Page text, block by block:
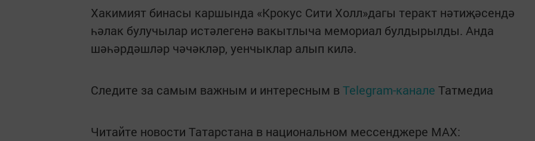
Хакимият бинасы каршында «Крокус Сити Холл»дагы теракт нәтиҗәсендә
һәлак булучылар истәлегенә вакытлыча мемориал булдырылды. Анда
шәһәрдәшләр чәчәкләр, уенчыклар алып килә.
Следите за самым важным и интересным в Telegram-канале Татмедиа
Читайте новости Татарстана в национальном мессенджере MАХ: